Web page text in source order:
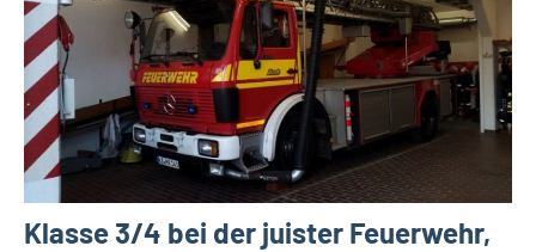
Klasse 3/4 bei der juister Feuerwehr,